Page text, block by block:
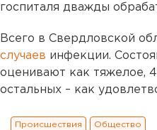
госпиталя дважды
Всего в Свердловской
случаев инфекции.
оценивают как тяжелое,
остальных – как
Происшествия Общество